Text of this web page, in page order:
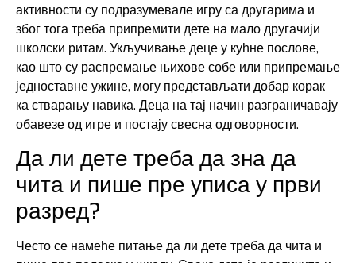
активности су подразумевале игру са другарима и
због тога треба припремити дете на мало другачији
школски ритам. Укључивање деце у кућне послове,
као што су распремање њихове собе или припремање
једноставне ужине, могу представљати добар корак
ка стварању навика. Деца на тај начин разграничавају
обавезе од игре и постају свесна одговорности.
Да ли дете треба да зна да
чита и пише пре уписа у први
разред?
Често се намеће питање да ли дете треба да чита и